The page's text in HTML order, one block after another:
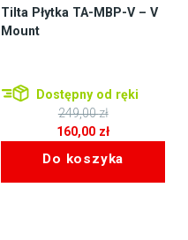
Tilta Płytka TA-MBP-V – V
Mount
Dostępny od ręki
249,00zł
wynosiła:
249,00 zł.
160,00 zł
wynosi:
Do koszyka